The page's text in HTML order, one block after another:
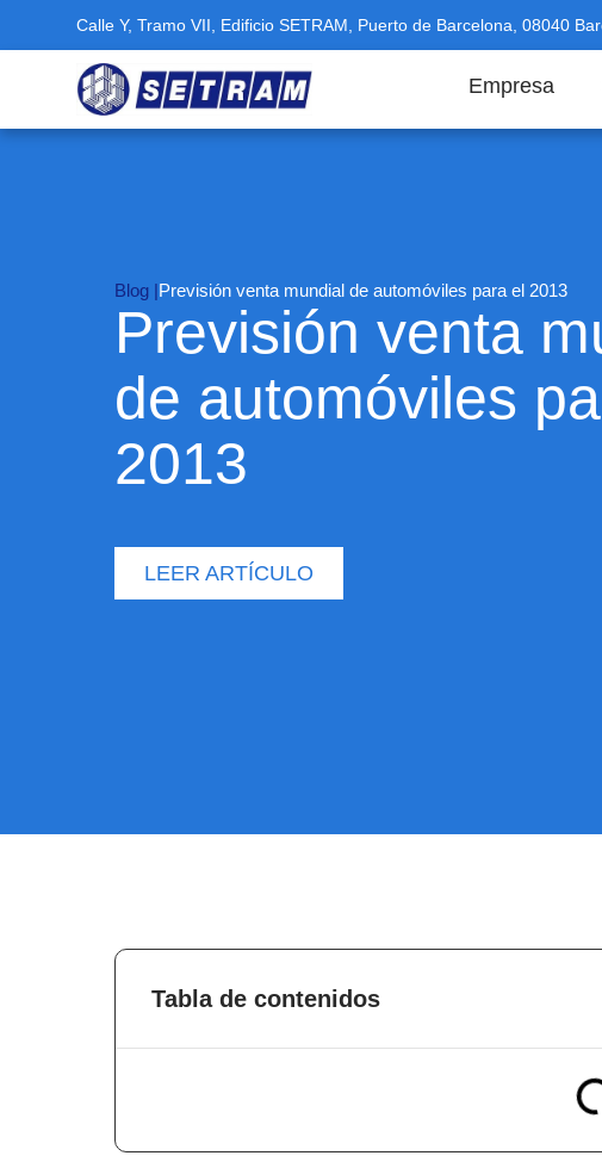
Calle Y, Tramo VII, Edificio SETRAM, Puerto de Barcelona, 08040
Empresa
Blog |Previsión venta mundial de automóviles para el 2013
Previsión venta
de automóviles
2013
LEER ARTÍCULO
Tabla de contenidos